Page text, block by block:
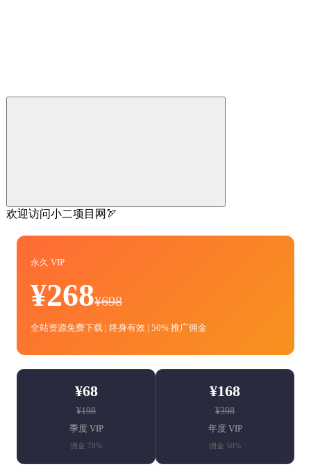
欢迎访问小二项目网🏹
永久 VIP
¥268¥698
全站资源免费下载 | 终身有效 | 50% 推广佣金
¥68
¥198
季度 VIP
佣金 70%
¥168
¥398
年度 VIP
佣金 50%